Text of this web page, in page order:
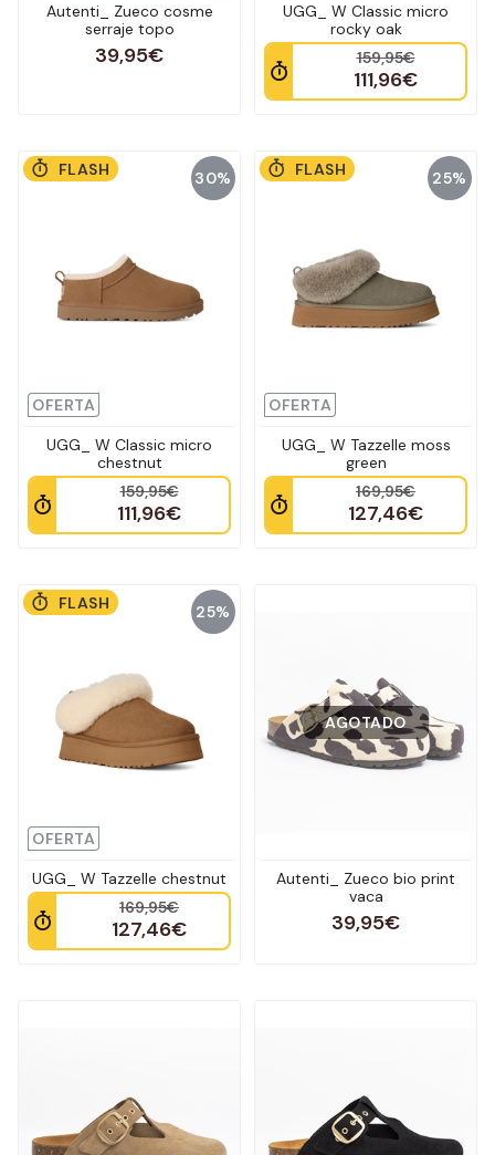
Autenti_ Zueco cosme
serraje topo
39,95€
UGG_ W Classic micro
rocky oak
159,95€
111,96€
30%
OFERTA
FLASH
UGG_ W Classic micro
chestnut
159,95€
111,96€
25%
OFERTA
FLASH
UGG_ W Tazzelle moss
green
169,95€
127,46€
25%
OFERTA
FLASH
UGG_ W Tazzelle chestnut
169,95€
127,46€
AGOTADO
Autenti_ Zueco bio print
vaca
39,95€